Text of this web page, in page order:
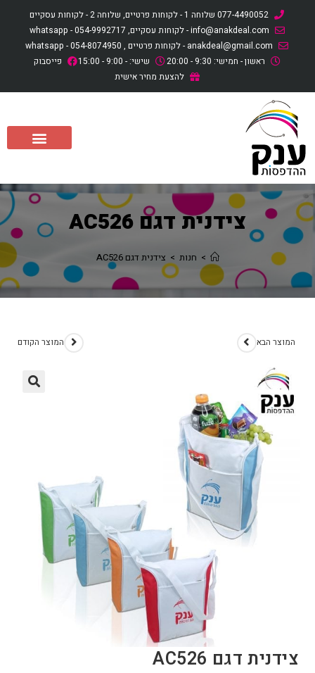
077-4490052 שלוחה 1 - לקוחות פרטיים, שלוחה 2 - לקוחות עסקיים
info@anakdeal.com - לקוחות עסקיים, whatsapp - 054-9992717
anakdeal@gmail.com - לקוחות פרטיים , whatsapp - 054-8074950
ראשון - חמישי: 9:30 - 20:00
שישי: - 9:00 - 15:00
פייסבוק
להצעת מחיר אישית
צידנית דגם AC526
> חנות > צידנית דגם AC526
המוצר הקודם המוצר הבא
צידנית דגם AC526